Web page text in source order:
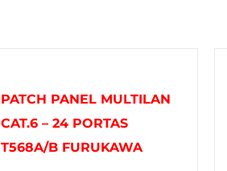
PATCH PANEL MULTILAN
CAT.6 – 24 PORTAS
T568A/B FURUKAWA